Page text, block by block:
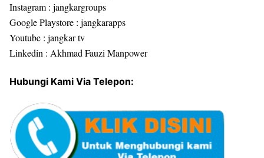
Instagram : jangkargroups
Google Playstore : jangkarapps
Youtube : jangkar tv
Linkedin : Akhmad Fauzi Manpower
Hubungi Kami Via Telepon: